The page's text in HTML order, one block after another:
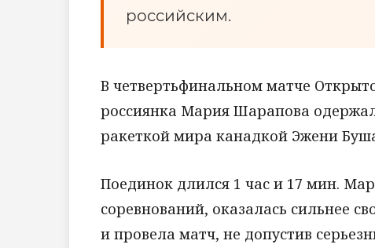
российским.
В четвертьфинальном матче
россиянка Мария Шарапова
ракеткой мира канадкой Эжени
Поединок длился 1 час и 17 мин.
соревнований, оказалась сильнее
и провела матч, не допустив